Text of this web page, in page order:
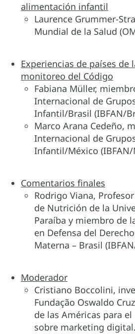
alimentación infantil
Laurence Grummer-
Mundial de la Salud
Experiencias de países de
monitoreo del Código
Fabiana Müller,
Internacional de
Infantil/Brasil (IBFAN/
Marco Arana Cedeño,
Internacional de
Infantil/México (IBFAN/
Comentarios finales
Rodrigo Viana,
de Nutrición de la
Paraíba y miembro de
en Defensa del
Materna – Brasil
Moderador
Cristiano Boccolini,
Fundação Oswaldo
de las Américas para
sobre marketing digital.